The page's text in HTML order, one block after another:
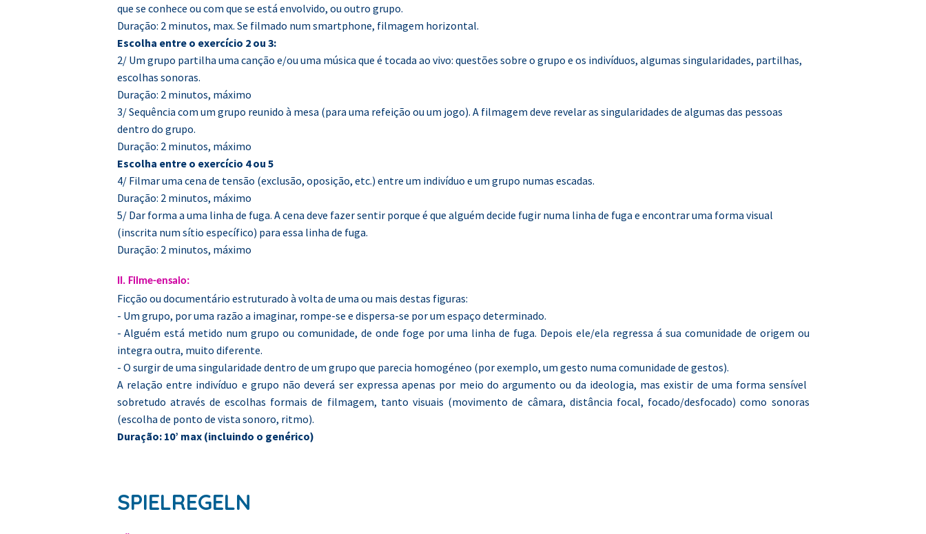
que se conhece ou com que se está envolvido, ou outro grupo.
Duração: 2 minutos, max. Se filmado num smartphone, filmagem horizontal.
Escolha entre o exercício 2 ou 3:
2/ Um grupo partilha uma canção e/ou uma música que é tocada ao vivo: questões sobre o grupo e os indivíduos, algumas singularidades, partilhas,
escolhas sonoras.
Duração: 2 minutos, máximo
3/ Sequência com um grupo reunido à mesa (para uma refeição ou um jogo). A filmagem deve revelar as singularidades de algumas das pessoas
dentro do grupo.
Duração: 2 minutos, máximo
Escolha entre o exercício 4 ou 5
4/ Filmar uma cena de tensão (exclusão, oposição, etc.) entre um indivíduo e um grupo numas escadas.
Duração: 2 minutos, máximo
5/ Dar forma a uma linha de fuga. A cena deve fazer sentir porque é que alguém decide fugir numa linha de fuga e encontrar uma forma visual
(inscrita num sítio específico) para essa linha de fuga.
Duração: 2 minutos, máximo
II. Filme-ensaio:
Ficção ou documentário estruturado à volta de uma ou mais destas figuras:
- Um grupo, por uma razão a imaginar, rompe-se e dispersa-se por um espaço determinado.
- Alguém está metido num grupo ou comunidade, de onde foge por uma linha de fuga. Depois ele/ela regressa á sua comunidade de origem ou
integra outra, muito diferente.
- O surgir de uma singularidade dentro de um grupo que parecia homogéneo (por exemplo, um gesto numa comunidade de gestos).
A relação entre indivíduo e grupo não deverá ser expressa apenas por meio do argumento ou da ideologia, mas existir de uma forma sensível
sobretudo através de escolhas formais de filmagem, tanto visuais (movimento de câmara, distância focal, focado/desfocado) como sonoras
(escolha de ponto de vista sonoro, ritmo).
Duração: 10’ max (incluindo o genérico)
SPIELREGELN